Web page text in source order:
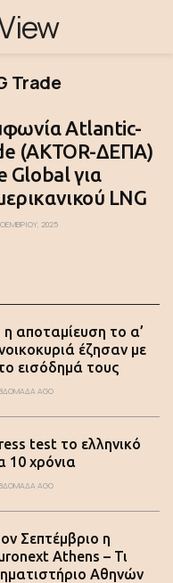
Trade
Atlantic-
(ΑΚTOR-ΔΕΠΑ)
Global για
LNG
2025
αποταμίευση το α’
έζησαν με
εισόδημά τους
AGO
test το ελληνικό
10 χρόνια
AGO
Σεπτέμβριο η
Athens – Τι
Αθηνών